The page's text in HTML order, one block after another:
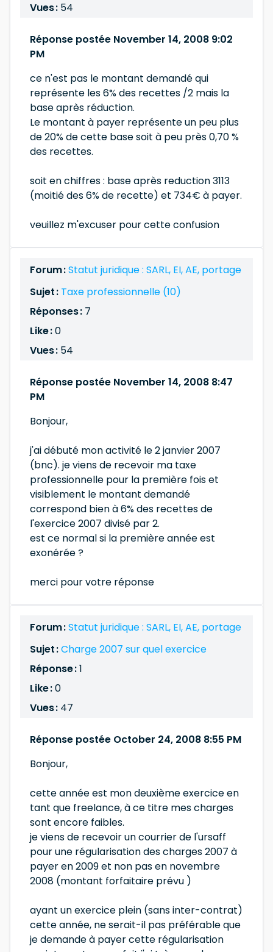
Vues : 54
Réponse postée November 14, 2008 9:02
PM
ce n'est pas le montant demandé qui
représente les 6% des recettes /2 mais la
base après réduction.
Le montant à payer représente un peu plus
de 20% de cette base soit à peu près 0,70 %
des recettes.
soit en chiffres : base après reduction 3113
(moitié des 6% de recette) et 734€ à payer.
veuillez m'excuser pour cette confusion
Forum :Statut juridique : SARL, EI, AE, portage
Sujet : Taxe professionnelle (10)
Réponses : 7
Like :0
Vues : 54
Réponse postée November 14, 2008 8:47
PM
Bonjour,
j'ai débuté mon activité le 2 janvier 2007
(bnc). je viens de recevoir ma taxe
professionnelle pour la première fois et
visiblement le montant demandé
correspond bien à 6% des recettes de
l'exercice 2007 divisé par 2.
est ce normal si la première année est
exonérée ?
merci pour votre réponse
Forum :Statut juridique : SARL, EI, AE, portage
Sujet :Charge 2007 sur quel exercice
Réponse :1
Like :0
Vues : 47
Réponse postée October 24, 2008 8:55 PM
Bonjour,
cette année est mon deuxième exercice en
tant que freelance, à ce titre mes charges
sont encore faibles.
je viens de recevoir un courrier de l'ursaff
pour une régularisation des charges 2007 à
payer en 2009 et non pas en novembre
2008 (montant forfaitaire prévu )
ayant un exercice plein (sans inter-contrat)
cette année, ne serait-il pas préférable que
je demande à payer cette régularisation